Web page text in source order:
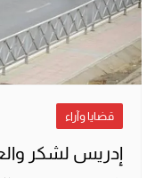
قضايا وآراء
إدريس لشكر